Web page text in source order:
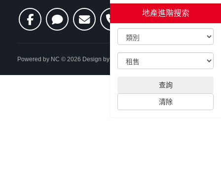
地產進階搜索
查詢
清除
Powered by NC © 2026 Design by CADCH 登錄帳號